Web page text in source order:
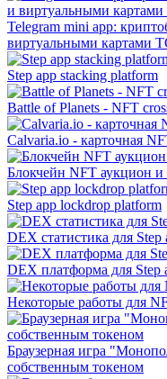
Telegram mini app:
виртуальными картами
Step app stacking platform
Battle of Planets - NFT
Calvaria.io - карточная
Блокчейн NFT аукцион и
Step app lockdrop platform
DEX статистика для Step
DEX платформа для Step
Некоторые работы для
Браузерная игра
собственным токеном